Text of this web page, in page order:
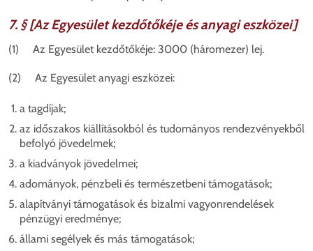
7. § [Az Egyesület kezdőtőkéje és anyagi eszközei]
(1) Az Egyesület kezdőtőkéje: 3000 (háromezer) lej.
(2) Az Egyesület anyagi eszközei:
a tagdíjak;
az időszakos kiállításokból és tudományos rendezvényekből
befolyó jövedelmek;
a kiadványok jövedelmei;
adományok, pénzbeli és természetbeni támogatások;
alapítványi támogatások és bizalmi vagyonrendelések
pénzügyi eredménye;
állami segélyek és más támogatások;